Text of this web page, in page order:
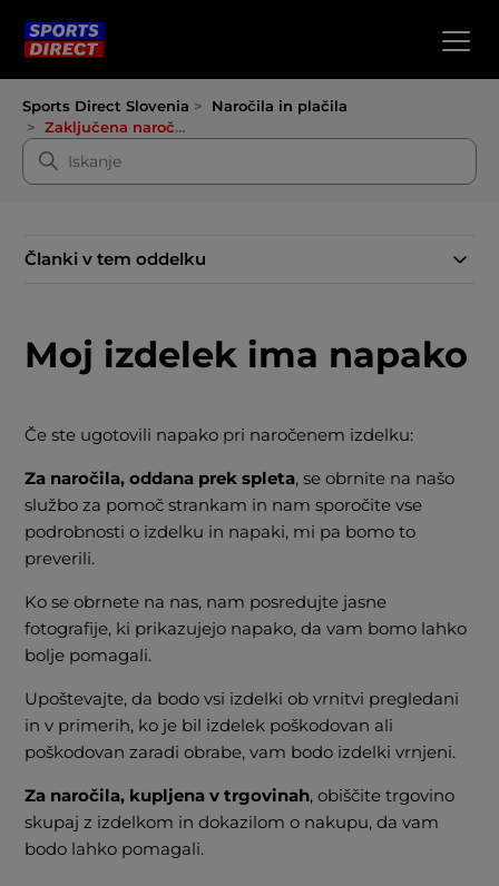
Sports Direct Slovenia
Naročila in plačila
Zaključena naročila
Članki v tem oddelku
Moj izdelek ima napako
Če ste ugotovili napako pri naročenem izdelku:
Za naročila, oddana prek spleta, se obrnite na našo
službo za pomoč strankam in nam sporočite vse
podrobnosti o izdelku in napaki, mi pa bomo to
preverili.
Ko se obrnete na nas, nam posredujte jasne
fotografije, ki prikazujejo napako, da vam bomo lahko
bolje pomagali.
Upoštevajte, da bodo vsi izdelki ob vrnitvi pregledani
in v primerih, ko je bil izdelek poškodovan ali
poškodovan zaradi obrabe, vam bodo izdelki vrnjeni.
Za naročila, kupljena v trgovinah, obiščite trgovino
skupaj z izdelkom in dokazilom o nakupu, da vam
bodo lahko pomagali.